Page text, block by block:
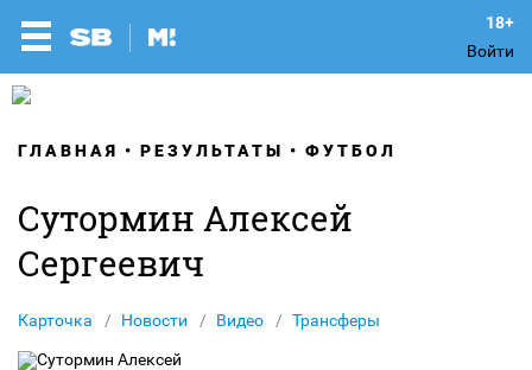
Войти
ГЛАВНАЯ РЕЗУЛЬТАТЫ ФУТБОЛ
Сутормин Алексей
Сергеевич
Карточка Новости Видео Трансферы